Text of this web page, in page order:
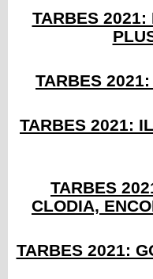
TARBES
TARBES
TARBES 2021:
TARBES
CLODIA,
TARBES 2021: